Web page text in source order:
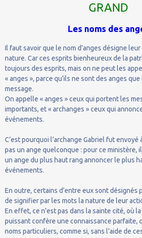
GRAND
Les noms des
Il faut savoir que le nom d’anges désigne
nature. Car ces esprits bienheureux de la
toujours des esprits, mais on ne peut les
« anges », parce qu’ils ne sont des anges
message.
On appelle « anges » ceux qui portent les
importants, et « archanges » ceux qui
événements.
C’est pourquoi l’archange Gabriel fut envoyé
pas un ange quelconque : pour ce ministère, il
un ange du plus haut rang annoncer le plus
événements.
En outre, certains d’entre eux sont désignés
de signifier par les mots la nature de leur
En effet, ce n’est pas dans la sainte cité, où
puissant confère une connaissance parfaite,
noms particuliers, comme si, sans l’aide de